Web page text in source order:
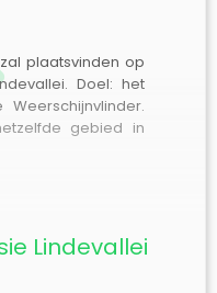
plaatsvinden op
Doel: het
gebied in
Lindevallei